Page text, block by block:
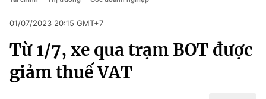
Chuyên mục
Chính trị
Pháp luật
Kinh tế
Thể thao
Truyền hình
01/07/2023 20:15 GMT+7
Từ 1/7, xe qua trạm BOT được
giảm thuế VAT